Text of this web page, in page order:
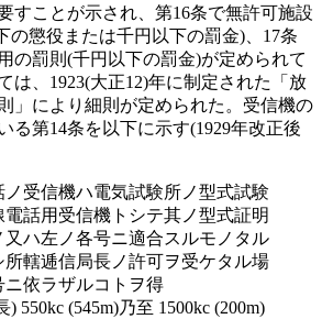
すことが示され、第16条で無許可施設
の懲役または千円以下の罰金)、17条
の罰則(千円以下の罰金)が定められて
は、1923(大正12)年に制定された「放
」により細則が定められた。受信機の
る第14条を以下に示す(1929年改正後
ノ受信機ハ電気試験所ノ型式試験
話用受信機トシテ其ノ型式証明
又ハ左ノ各号ニ適合スルモノタル
所轄逓信局長ノ許可ヲ受ケタル場
依ラザルコトヲ得
550kc (545m)乃至 1500kc (200m)